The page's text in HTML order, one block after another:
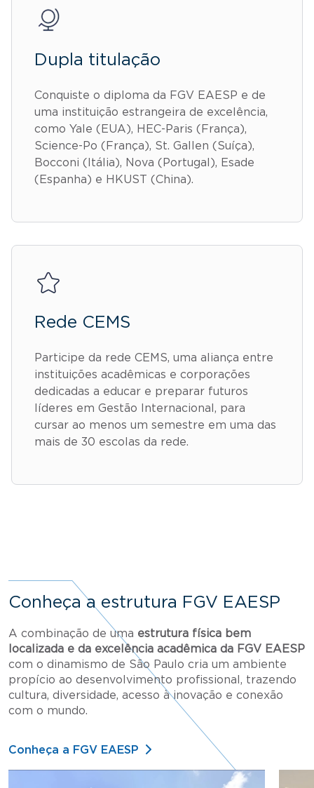
Dupla titulação
Conquiste o diploma da FGV EAESP e de
uma instituição estrangeira de excelência,
como Yale (EUA), HEC-Paris (França),
Science-Po (França), St. Gallen (Suíça),
Bocconi (Itália), Nova (Portugal), Esade
(Espanha) e HKUST (China).
Rede CEMS
Participe da rede CEMS, uma aliança entre
instituições acadêmicas e corporações
dedicadas a educar e preparar futuros
líderes em Gestão Internacional, para
cursar ao menos um semestre em uma das
mais de 30 escolas da rede.
Conheça a estrutura FGV EAESP
A combinação de uma estrutura física bem
localizada e da excelência acadêmica da FGV EAESP
com o dinamismo de São Paulo cria um ambiente
propício ao desenvolvimento profissional, trazendo
cultura, diversidade, acesso à inovação e conexão
com o mundo.
Conheça a FGV EAESP